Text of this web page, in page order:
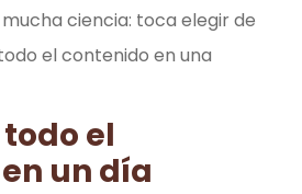
ciencia: toca elegir de
el contenido en una
el
un día